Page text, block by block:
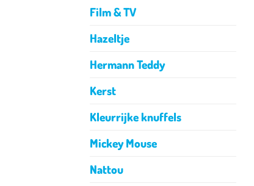
Film & TV
Hazeltje
Hermann Teddy
Kerst
Kleurrijke knuffels
Mickey Mouse
Nattou